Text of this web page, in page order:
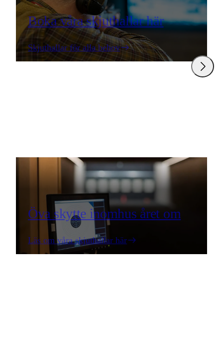
Boka våra skjuthallar här
Skjuthallar för alla behov
Öva skytte inomhus året om
Läs om våra skjuthallar här